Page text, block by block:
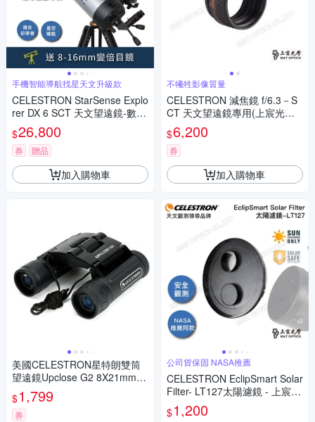
手機智能導航找星天文升級款
CELESTRON StarSense Explo
rer DX 6 SCT 天文望遠鏡-數位
智能導航 (附手機APP即時解星
找星星)
$26,800
券 贈品
加入購物車
美國CELESTRON星特朗雙筒
望遠鏡Upclose G2 8X21mm兩
眼望遠鏡 (ROOF屋脊;Water R
esistant防水)71230
$1,799
券
不犧牲影像質量
CELESTRON 減焦鏡 f/6.3－S
CT 天文望遠鏡專用(上宸光學
台灣總代理)
$6,200
券
加入購物車
公司貨保固 NASA推薦
CELESTRON EclipSmart Solar
Filter- LT127太陽濾鏡 - 上宸光
學台灣總代理
$1,200